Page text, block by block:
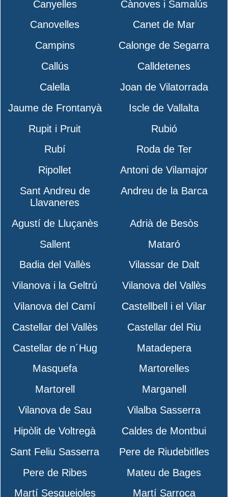
Canyelles
Cànoves i Samalús
Canovelles
Canet de Mar
Campins
Calonge de Segarra
Callús
Calldetenes
Calella
Joan de Vilatorrada
Jaume de Frontanyà
Iscle de Vallalta
Rupit i Pruit
Rubió
Rubí
Roda de Ter
Ripollet
Antoni de Vilamajor
Sant Andreu de
Llavaneres
Andreu de la Barca
Agustí de Lluçanès
Adrià de Besòs
Sallent
Mataró
Badia del Vallès
Vilassar de Dalt
Vilanova i la Geltrú
Vilanova del Vallès
Vilanova del Camí
Castellbell i el Vilar
Castellar del Vallès
Castellar del Riu
Castellar de n´Hug
Matadepera
Masquefa
Martorelles
Martorell
Marganell
Vilanova de Sau
Vilalba Sasserra
Hipòlit de Voltregà
Caldes de Montbui
Sant Feliu Sasserra
Pere de Riudebitlles
Pere de Ribes
Mateu de Bages
Martí Sesgueioles
Martí Sarroca